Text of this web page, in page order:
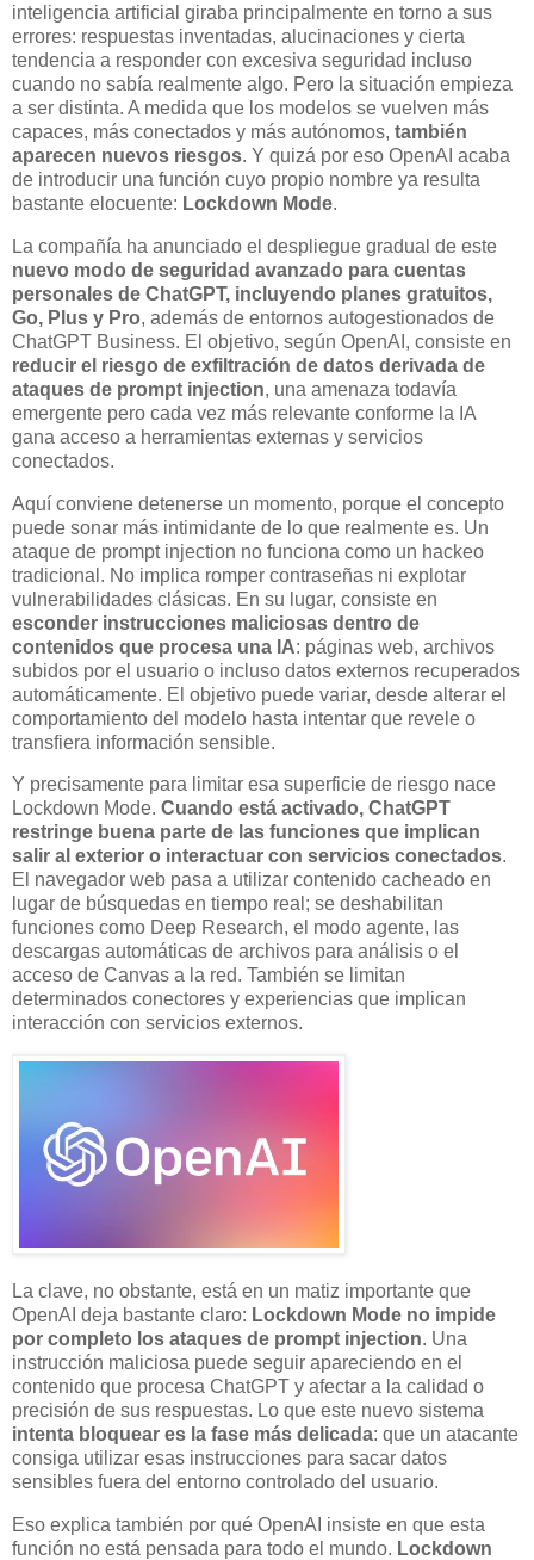
inteligencia artificial giraba principalmente en torno a sus
errores: respuestas inventadas, alucinaciones y cierta
tendencia a responder con excesiva seguridad incluso
cuando no sabía realmente algo. Pero la situación empieza
a ser distinta. A medida que los modelos se vuelven más
capaces, más conectados y más autónomos, también
aparecen nuevos riesgos. Y quizá por eso OpenAI acaba
de introducir una función cuyo propio nombre ya resulta
bastante elocuente: Lockdown Mode.
La compañía ha anunciado el despliegue gradual de este
nuevo modo de seguridad avanzado para cuentas
personales de ChatGPT, incluyendo planes gratuitos,
Go, Plus y Pro, además de entornos autogestionados de
ChatGPT Business. El objetivo, según OpenAI, consiste en
reducir el riesgo de exfiltración de datos derivada de
ataques de prompt injection, una amenaza todavía
emergente pero cada vez más relevante conforme la IA
gana acceso a herramientas externas y servicios
conectados.
Aquí conviene detenerse un momento, porque el concepto
puede sonar más intimidante de lo que realmente es. Un
ataque de prompt injection no funciona como un hackeo
tradicional. No implica romper contraseñas ni explotar
vulnerabilidades clásicas. En su lugar, consiste en
esconder instrucciones maliciosas dentro de
contenidos que procesa una IA: páginas web, archivos
subidos por el usuario o incluso datos externos recuperados
automáticamente. El objetivo puede variar, desde alterar el
comportamiento del modelo hasta intentar que revele o
transfiera información sensible.
Y precisamente para limitar esa superficie de riesgo nace
Lockdown Mode. Cuando está activado, ChatGPT
restringe buena parte de las funciones que implican
salir al exterior o interactuar con servicios conectados.
El navegador web pasa a utilizar contenido cacheado en
lugar de búsquedas en tiempo real; se deshabilitan
funciones como Deep Research, el modo agente, las
descargas automáticas de archivos para análisis o el
acceso de Canvas a la red. También se limitan
determinados conectores y experiencias que implican
interacción con servicios externos.
La clave, no obstante, está en un matiz importante que
OpenAI deja bastante claro: Lockdown Mode no impide
por completo los ataques de prompt injection. Una
instrucción maliciosa puede seguir apareciendo en el
contenido que procesa ChatGPT y afectar a la calidad o
precisión de sus respuestas. Lo que este nuevo sistema
intenta bloquear es la fase más delicada: que un atacante
consiga utilizar esas instrucciones para sacar datos
sensibles fuera del entorno controlado del usuario.
Eso explica también por qué OpenAI insiste en que esta
función no está pensada para todo el mundo. Lockdown